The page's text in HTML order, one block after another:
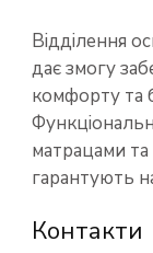
Відділення
дає змогу
комфорту та
матрацами
гарантують
Контакти